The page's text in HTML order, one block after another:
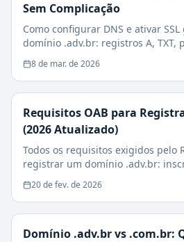
Sem Complicação
Como configurar DNS e ativar SSL
domínio .adv.br: registros A, TXT,
Encrypt e checklist de segurança.
8 de mar. de 2026
Requisitos OAB para
(2026 Atualizado)
Todos os requisitos exigidos pelo
registrar um domínio .adv.br:
sociedades, estagiários e casos
20 de fev. de 2026
Domínio .adv.br vs .com.br: